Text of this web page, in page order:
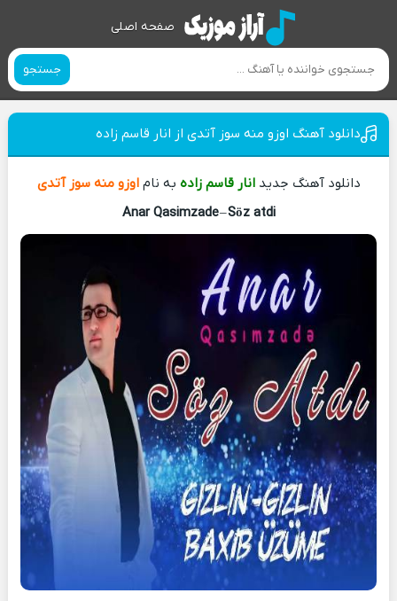
صفحه اصلی
جستجو
دانلود آهنگ اوزو منه سوز آتدی از انار قاسم زاده
دانلود آهنگ جدیدانار قاسم زاده به ناماوزو منه سوز آتدی
Anar Qasimzade–Söz atdi